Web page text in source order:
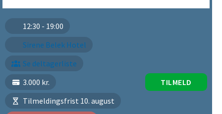
12:30 - 19:00
Sirene Belek Hotel
Se deltagerliste
3.000 kr.
Tilmeldingsfrist 10. august
TILMELD